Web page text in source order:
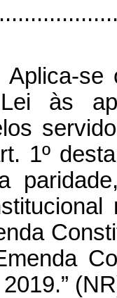
Aplica-
às
1º